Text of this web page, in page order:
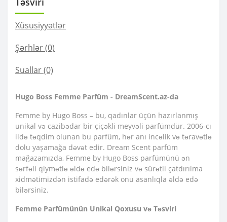
Xüsusiyyətlər
Şərhlər (0)
Suallar(0)
Hugo Boss Femme Parfüm - DreamScent.az-da
Femme by Hugo Boss – bu, qadınlar üçün hazırlanmış
unikal və cazibədar bir çiçəkli meyvəli parfümdür. 2006-cı
ildə təqdim olunan bu parfüm, hər anı incəlik və təravətlə
dolu yaşamağa dəvət edir. Dream Scent parfüm
mağazamızda, Femme by Hugo Boss parfümünü ən
sərfəli qiymətlə əldə edə bilərsiniz və sürətli çatdırılma
xidmətimizdən istifadə edərək onu asanlıqla əldə edə
bilərsiniz.
Femme Parfümünün Unikal Qoxusu və Təsviri